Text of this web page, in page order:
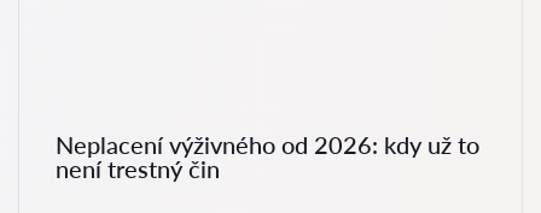
Neplacení výživného od 2026: kdy už to
není trestný čin